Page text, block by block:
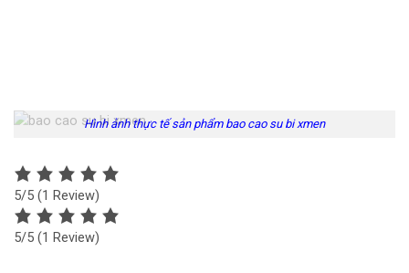
Hình ảnh thực tế sản phẩm bao cao su bi xmen
5/5 (1 Review)
5/5 (1 Review)